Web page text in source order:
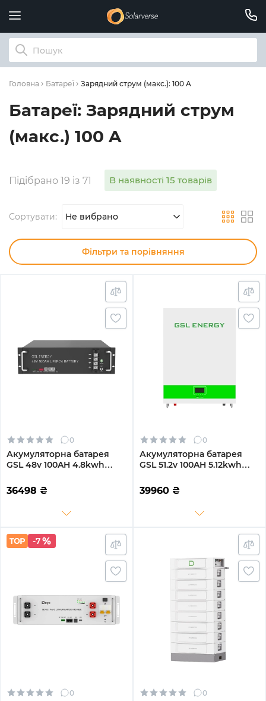
Головна Батареї Зарядний струм (макс.): 100 A
Батареї: Зарядний струм
(макс.) 100 A
Підібрано 19 із 71 В наявності 15 товарів
Сортувати: Не вибрано
Фільтри та порівняння
0
Акумуляторна батарея
GSL 48v 100AH 4.8kwh
36498 ₴
0
Акумуляторна батарея
GSL 51.2v 100AH 5.12kwh
GBP2)
39960 ₴
-7
0 0